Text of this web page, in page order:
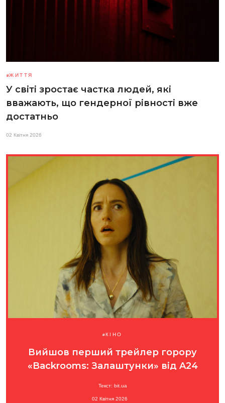
ЖИТТЯ
У світі зростає частка людей, які
вважають, що гендерної рівності вже
достатньо
02 Квітня 2026
КІНО
Вийшов перший трейлер горору
«Backrooms: Залаштунки» від A24
Текст: bit.ua
02 Квітня 2026